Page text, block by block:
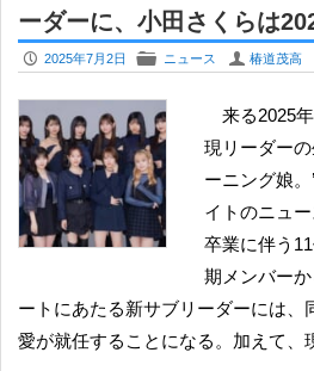
ーダーに、小田さくらは
P 2025年7月2日 F ニュース U 椿道茂高
来る2025年７月８日の武道館公演で
現リーダー
ーニング娘
イトのニュ
卒業に伴う
期メンバー
ートにあたる新サブリーダーには、
愛が就任することになる。加えて、